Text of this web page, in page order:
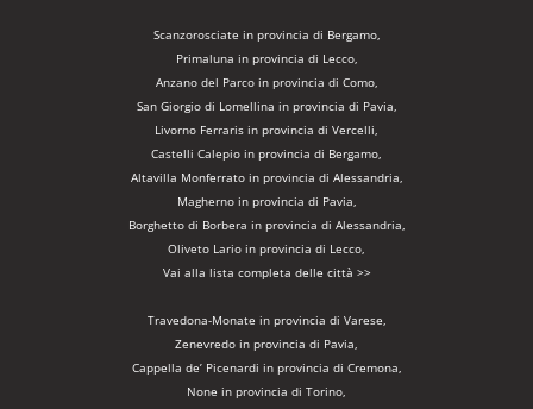
Scanzorosciate in provincia di Bergamo,
Primaluna in provincia di Lecco,
Anzano del Parco in provincia di Como,
San Giorgio di Lomellina in provincia di Pavia,
Livorno Ferraris in provincia di Vercelli,
Castelli Calepio in provincia di Bergamo,
Altavilla Monferrato in provincia di Alessandria,
Magherno in provincia di Pavia,
Borghetto di Borbera in provincia di Alessandria,
Oliveto Lario in provincia di Lecco,
Vai alla lista completa delle città >>
Travedona-Monate in provincia di Varese,
Zenevredo in provincia di Pavia,
Cappella de’ Picenardi in provincia di Cremona,
None in provincia di Torino,